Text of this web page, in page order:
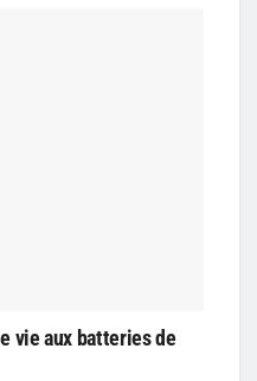
vie aux batteries de